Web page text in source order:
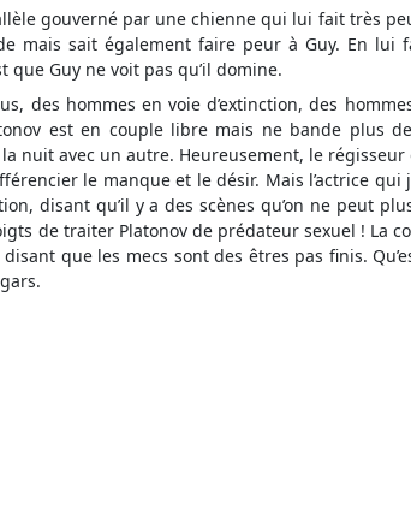
gouverné par une chienne qui lui fait très
mais sait également faire peur à Guy. En lui
que Guy ne voit pas qu’il domine.
des hommes en voie d’extinction, des
est en couple libre mais ne bande plus
nuit avec un autre. Heureusement, le régisseur
le manque et le désir. Mais l’actrice qui
disant qu’il y a des scènes qu’on ne peut
de traiter Platonov de prédateur sexuel ! La
que les mecs sont des êtres pas finis.